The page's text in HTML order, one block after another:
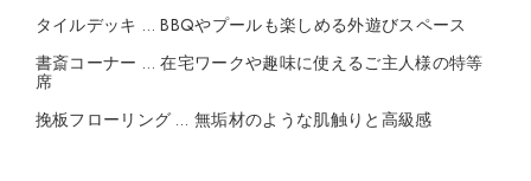
タイルデッキ … BBQやプールも楽しめる外遊びスペース
書斎コーナー … 在宅ワークや趣味に使えるご主人様の特等
席
挽板フローリング … 無垢材のような肌触りと高級感